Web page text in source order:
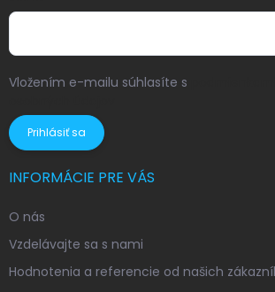
Vložením e-mailu súhlasíte s
Prihlásiť sa
INFORMÁCIE PRE VÁS
O nás
Vzdelávajte sa s nami
Hodnotenia a referencie od našich